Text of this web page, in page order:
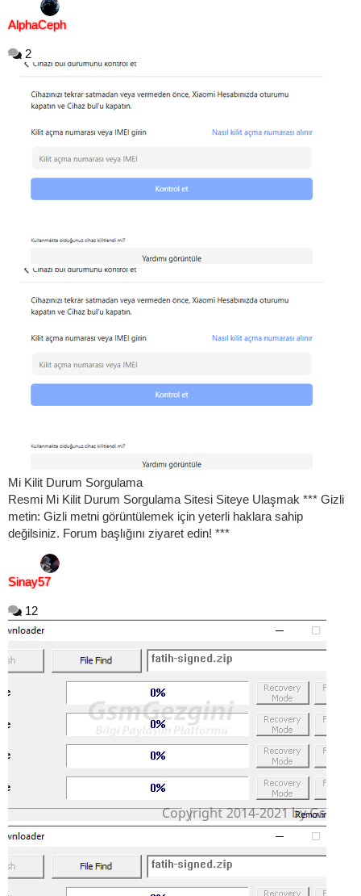
AlphaCeph
2
Mi Kilit Durum Sorgulama
Resmi Mi Kilit Durum Sorgulama Sitesi Siteye Ulaşmak *** Gizli
metin: Gizli metni görüntülemek için yeterli haklara sahip
değilsiniz. Forum başlığını ziyaret edin! ***
Sinay57
12